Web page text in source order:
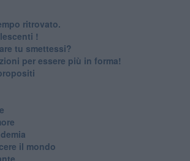
ritrovato.
!
tu smettessi?
per essere più in forma!
il mondo